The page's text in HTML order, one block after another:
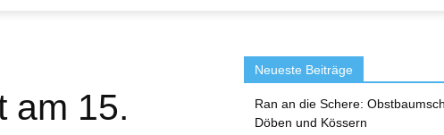
am 15.
Neueste Beiträge
Ran an die Schere:
Döben und Kössern